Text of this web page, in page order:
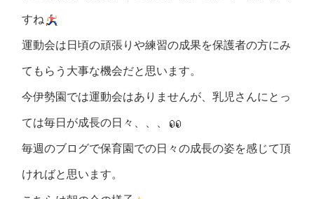
すね
運動会は日頃の頑張りや練習の成果を保護者の方にみ
てもらう大事な機会だと思います。
今伊勢園では運動会はありませんが、乳児さんにとっ
ては毎日が成長の日々、、、
毎週のブログで保育園での日々の成長の姿を感じて頂
ければと思います。